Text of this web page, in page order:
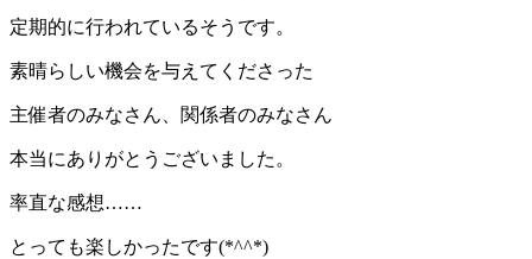
定期的に行われているそうです。
素晴らしい機会を与えてくださった
主催者のみなさん、関係者のみなさん
本当にありがとうございました。
率直な感想……
とっても楽しかったです(*^^*)